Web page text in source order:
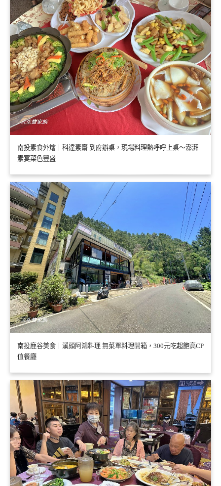
南投素食外燴｜科達素齋 到府辦桌，現場料理熱呼呼上桌～澎湃
素宴菜色豐盛
南投鹿谷美食｜溪頭阿鴻料理 無菜單料理開箱，300元吃超飽高CP
值餐廳